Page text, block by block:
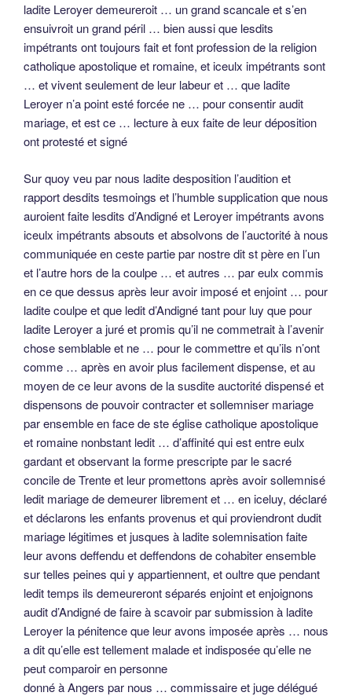
ladite Leroyer demeureroit … un grand scancale et s’en
ensuivroit un grand péril … bien aussi que lesdits
impétrants ont toujours fait et font profession de la religion
catholique apostolique et romaine, et iceulx impétrants sont
… et vivent seulement de leur labeur et … que ladite
Leroyer n’a point esté forcée ne … pour consentir audit
mariage, et est ce … lecture à eux faite de leur déposition
ont protesté et signé
Sur quoy veu par nous ladite desposition l’audition et
rapport desdits tesmoings et l’humble supplication que nous
auroient faite lesdits d’Andigné et Leroyer impétrants avons
iceulx impétrants absouts et absolvons de l’auctorité à nous
communiquée en ceste partie par nostre dit st père en l’un
et l’autre hors de la coulpe … et autres … par eulx commis
en ce que dessus après leur avoir imposé et enjoint … pour
ladite coulpe et que ledit d’Andigné tant pour luy que pour
ladite Leroyer a juré et promis qu’il ne commetrait à l’avenir
chose semblable et ne … pour le commettre et qu’ils n’ont
comme … après en avoir plus facilement dispense, et au
moyen de ce leur avons de la susdite auctorité dispensé et
dispensons de pouvoir contracter et sollemniser mariage
par ensemble en face de ste église catholique apostolique
et romaine nonbstant ledit … d’affinité qui est entre eulx
gardant et observant la forme prescripte par le sacré
concile de Trente et leur promettons après avoir sollemnisé
ledit mariage de demeurer librement et … en iceluy, déclaré
et déclarons les enfants provenus et qui proviendront dudit
mariage légitimes et jusques à ladite solemnisation faite
leur avons deffendu et deffendons de cohabiter ensemble
sur telles peines qui y appartiennent, et oultre que pendant
ledit temps ils demeureront séparés enjoint et enjoignons
audit d’Andigné de faire à scavoir par submission à ladite
Leroyer la pénitence que leur avons imposée après … nous
a dit qu’elle est tellement malade et indisposée qu’elle ne
peut comparoir en personne
donné à Angers par nous … commissaire et juge délégué